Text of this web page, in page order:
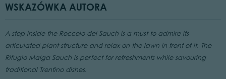
WSKAZÓWKA AUTORA
A stop inside the Roccolo del Sauch is a must to admire its
articulated plant structure and relax on the lawn in front of it. The
Rifugio Malga Sauch is perfect for refreshments while savouring
traditional Trentino dishes.